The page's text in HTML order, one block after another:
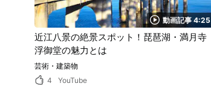
動画記事 4:25
近江八景の絶景スポット！琵琶湖・満月寺
浮御堂の魅力とは
芸術・建築物
4
YouTube